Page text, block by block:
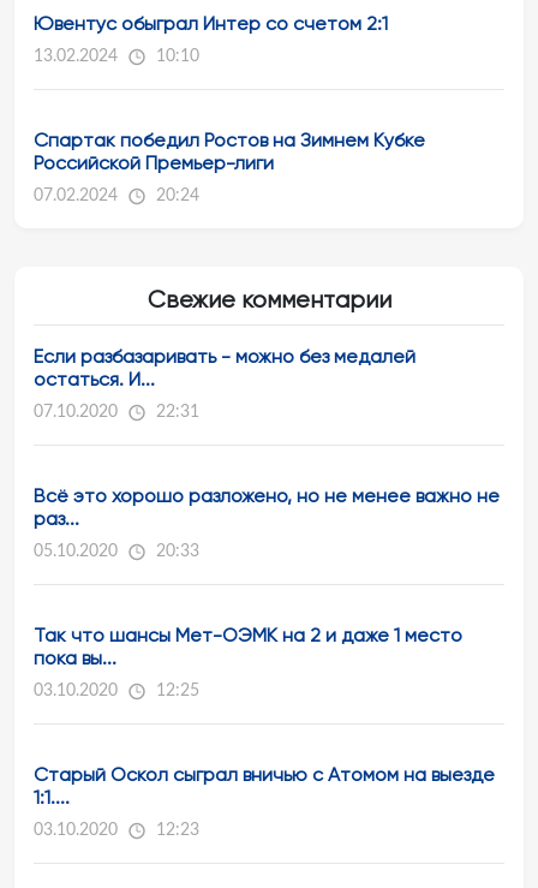
Ювентус обыграл Интер со счетом 2:1
13.02.2024 10:10
Спартак победил Ростов на Зимнем Кубке
Российской Премьер-лиги
07.02.2024 20:24
Свежие комментарии
Если разбазаривать - можно без медалей
остаться. И...
07.10.2020 22:31
Всё это хорошо разложено, но не менее важно не
раз...
05.10.2020 20:33
Так что шансы Мет-ОЭМК на 2 и даже 1 место
пока вы...
03.10.2020 12:25
Старый Оскол сыграл вничью с Атомом на выезде
1:1....
03.10.2020 12:23